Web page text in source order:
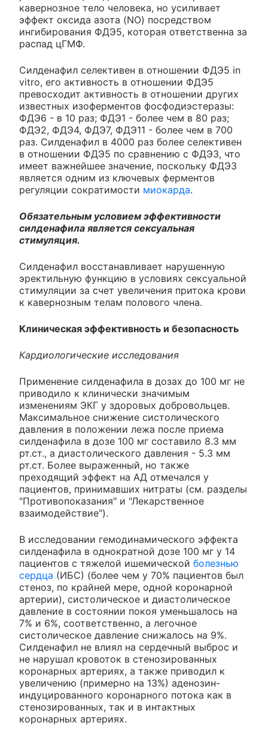
кавернозное тело человека, но усиливает
эффект оксида азота (NO) посредством
ингибирования ФДЭ5, которая ответственна за
распад цГМФ.
Силденафил селективен в отношении ФДЭ5 in
vitro, его активность в отношении ФДЭ5
превосходит активность в отношении других
известных изоферментов фосфодиэстеразы:
ФДЭ6 - в 10 раз; ФДЭ1 - более чем в 80 раз;
ФДЭ2, ФДЭ4, ФДЭ7, ФДЭ11 - более чем в 700
раз. Силденафил в 4000 раз более селективен
в отношении ФДЭ5 по сравнению с ФДЭ3, что
имеет важнейшее значение, поскольку ФДЭ3
является одним из ключевых ферментов
регуляции сократимости миокарда.
Обязательным условием эффективности
силденафила является сексуальная
стимуляция.
Силденафил восстанавливает нарушенную
эректильную функцию в условиях сексуальной
стимуляции за счет увеличения притока крови
к кавернозным телам полового члена.
Клиническая эффективность и безопасность
Кардиологические исследования
Применение силденафила в дозах до 100 мг не
приводило к клинически значимым
изменениям ЭКГ у здоровых добровольцев.
Максимальное снижение систолического
давления в положении лежа после приема
силденафила в дозе 100 мг составило 8.3 мм
рт.ст., а диастолического давления - 5.3 мм
рт.ст. Более выраженный, но также
преходящий эффект на АД отмечался у
пациентов, принимавших нитраты (см. разделы
"Противопоказания" и "Лекарственное
взаимодействие").
В исследовании гемодинамического эффекта
силденафила в однократной дозе 100 мг у 14
пациентов с тяжелой ишемической болезнью
сердца (ИБС) (более чем у 70% пациентов был
стеноз, по крайней мере, одной коронарной
артерии), систолическое и диастолическое
давление в состоянии покоя уменьшалось на
7% и 6%, соответственно, а легочное
систолическое давление снижалось на 9%.
Силденафил не влиял на сердечный выброс и
не нарушал кровоток в стенозированных
коронарных артериях, а также приводил к
увеличению (примерно на 13%) аденозин-
индуцированного коронарного потока как в
стенозированных, так и в интактных
коронарных артериях.